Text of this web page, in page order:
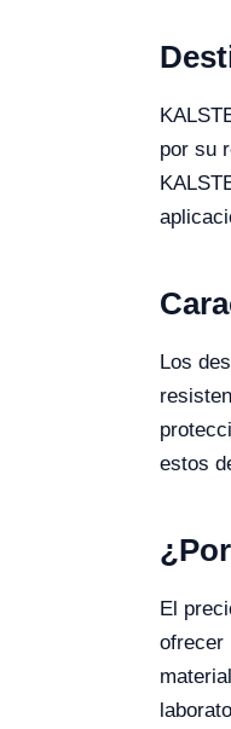
por su
Los
estos
El
ofrecer